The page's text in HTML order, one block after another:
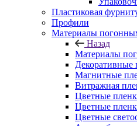
Пластиковая
Профили
Материалы
Назад
Материалы
Декоративные
Магнитные
Витражная
Цветные
Цветные
Цветные